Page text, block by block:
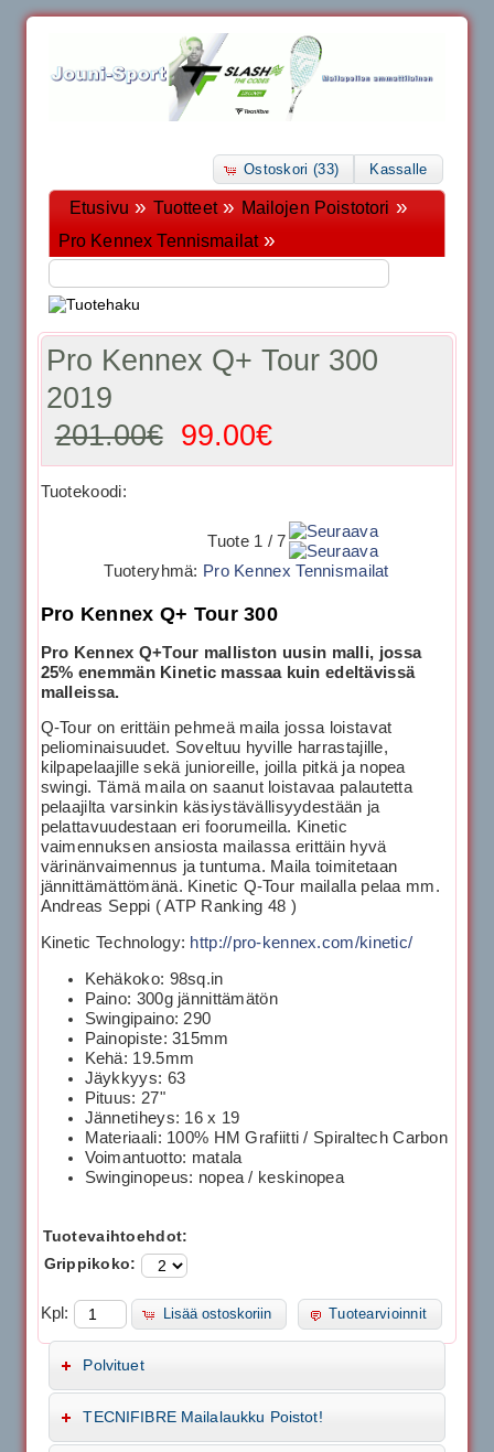
Ostoskori (33) Kassalle
Etusivu » Tuotteet» Mailojen Poistotori »
Pro Kennex Tennismailat»
Pro Kennex Q+ Tour 300
2019
201.00€ 99.00€
Tuotekoodi:
Tuote 1 / 7
Tuoteryhmä: Pro Kennex Tennismailat
Pro Kennex Q+ Tour 300
Pro Kennex Q+Tour malliston uusin malli, jossa
25% enemmän Kinetic massaa kuin edeltävissä
malleissa.
Q-Tour on erittäin pehmeä maila jossa loistavat
peliominaisuudet. Soveltuu hyville harrastajille,
kilpapelaajille sekä junioreille, joilla pitkä ja nopea
swingi. Tämä maila on saanut loistavaa palautetta
pelaajilta varsinkin käsiystävällisyydestään ja
pelattavuudestaan eri foorumeilla. Kinetic
vaimennuksen ansiosta mailassa erittäin hyvä
värinänvaimennus ja tuntuma. Maila toimitetaan
jännittämättömänä. Kinetic Q-Tour mailalla pelaa mm.
Andreas Seppi ( ATP Ranking 48 )
Kinetic Technology: http://pro-kennex.com/kinetic/
Kehäkoko: 98sq.in
Paino: 300g jännittämätön
Swingipaino: 290
Painopiste: 315mm
Kehä: 19.5mm
Jäykkyys: 63
Pituus: 27"
Jännetiheys: 16 x 19
Materiaali: 100% HM Grafiitti / Spiraltech Carbon
Voimantuotto: matala
Swinginopeus: nopea / keskinopea
Tuotevaihtoehdot:
Grippikoko:
Kpl: Lisää ostoskoriin Tuotearvioinnit
Polvituet
TECNIFIBRE Mailalaukku Poistot!